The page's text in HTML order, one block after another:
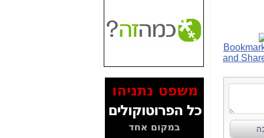
האם ביבי וקרא קבלו
בכלל תמורה עבור
המסמכים בנושא בזק-
Yes (תיק 4000)
לאיש הלא נכון! -כאן
עובדות ומסמכים